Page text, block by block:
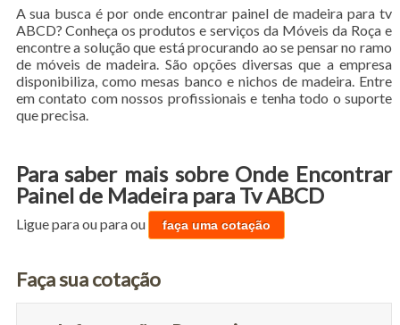
A sua busca é por onde encontrar painel de madeira para tv
ABCD? Conheça os produtos e serviços da Móveis da Roça e
encontre a solução que está procurando ao se pensar no ramo
de móveis de madeira. São opções diversas que a empresa
disponibiliza, como mesas banco e nichos de madeira. Entre
em contato com nossos profissionais e tenha todo o suporte
que precisa.
Para saber mais sobre Onde Encontrar
Painel de Madeira para Tv ABCD
Ligue paraou paraou faça uma cotação
Faça sua cotação